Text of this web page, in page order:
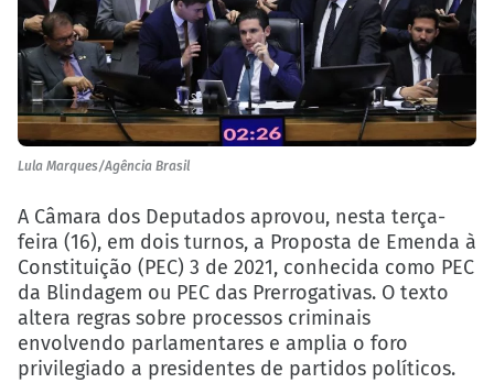
Lula Marques/Agência Brasil
A Câmara dos Deputados aprovou, nesta terça-
feira (16), em dois turnos, a Proposta de Emenda à
Constituição (PEC) 3 de 2021, conhecida como PEC
da Blindagem ou PEC das Prerrogativas. O texto
altera regras sobre processos criminais
envolvendo parlamentares e amplia o foro
privilegiado a presidentes de partidos políticos.